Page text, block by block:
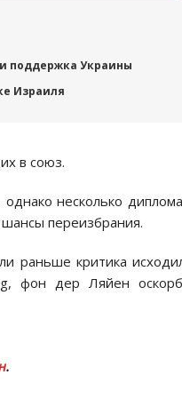
поддержка Украины
Израиля
в союз.
несколько
переизбрания.
раньше критика
фон дер Ляйен
.